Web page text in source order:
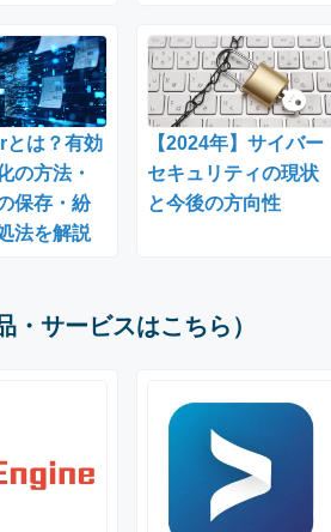
は？有効
の方法・
保存・紛
法を解説
【2024年】サイバー
セキュリティの現状
と今後の方向性
サービスはこちら）